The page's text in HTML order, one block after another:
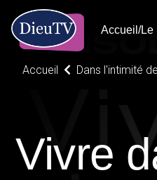
Accueil/Le
Accueil Dans l'intimité
Vivre